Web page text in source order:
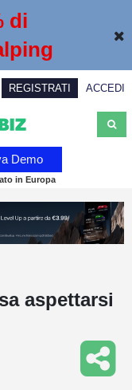
di
REGISTRATI ACCEDI
Demo
in Europa
aspettarsi